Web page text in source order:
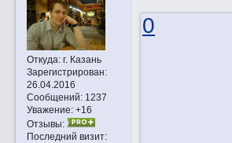
Откуда:г. Казань
Зарегистрирован:
26.04.2016
Сообщений:1237
Уважение: +16
Отзывы:
Последний визит:
0